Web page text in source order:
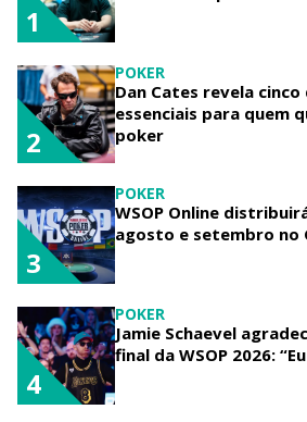
1
POKER
Dan Cates revela cinco
essenciais para quem
poker
2
POKER
WSOP Online
agosto e setembro no
3
POKER
Jamie Schaevel
final da WSOP 2026:
4